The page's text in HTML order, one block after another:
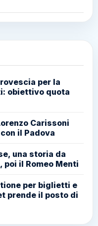
per la
obiettivo quota
Carissoni
il Padova
una storia da
il Romeo Menti
per biglietti e
prende il posto di